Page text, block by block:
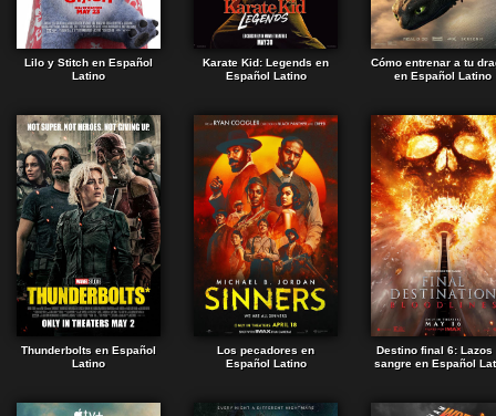
Lilo y Stitch en Español
Latino
Karate Kid: Legends en
Español Latino
Cómo entrenar a tu
en Español Latino
Thunderbolts en Español
Latino
Los pecadores en
Español Latino
Destino final 6: Lazos
sangre en Español